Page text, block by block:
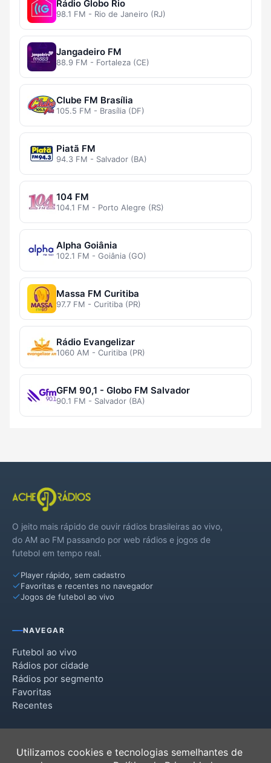
Rádio Globo Rio
98.1 FM - Rio de Janeiro (RJ)
Jangadeiro FM
88.9 FM - Fortaleza (CE)
Clube FM Brasília
105.5 FM - Brasília (DF)
Piatã FM
94.3 FM - Salvador (BA)
104 FM
104.1 FM - Porto Alegre (RS)
Alpha Goiânia
102.1 FM - Goiânia (GO)
Massa FM Curitiba
97.7 FM - Curitiba (PR)
Rádio Evangelizar
1060 AM - Curitiba (PR)
GFM 90,1 - Globo FM Salvador
90.1 FM - Salvador (BA)
O jeito mais rápido de ouvir rádios brasileiras ao vivo,
do AM ao FM passando por web rádios e jogos de
futebol em tempo real.
Player rápido, sem cadastro
Favoritas e recentes no navegador
Jogos de futebol ao vivo
NAVEGAR
Futebol ao vivo
Rádios por cidade
Rádios por segmento
Favoritas
Recentes
Utilizamos cookies e tecnologias semelhantes de